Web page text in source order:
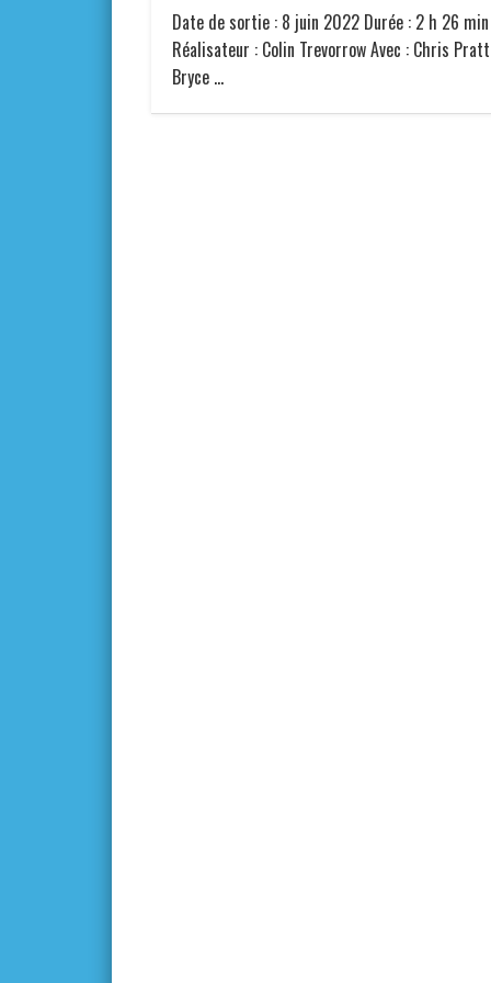
Date de sortie : 8 juin 2022 Durée : 2 h 26 min
Réalisateur : Colin Trevorrow Avec : Chris
Bryce …